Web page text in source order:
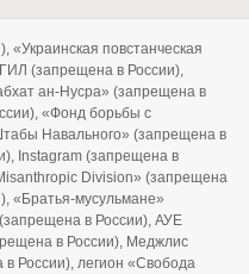
повстанческая
(запрещена в России),
ан-Нусра» (запрещена в
«Фонд борьбы с
Навального» (запрещена в
Instagram (запрещена в
Division» (запрещена
«Братья-мусульмане»
в России), АУЕ
в России), Меджлис
России), легион «Свобода